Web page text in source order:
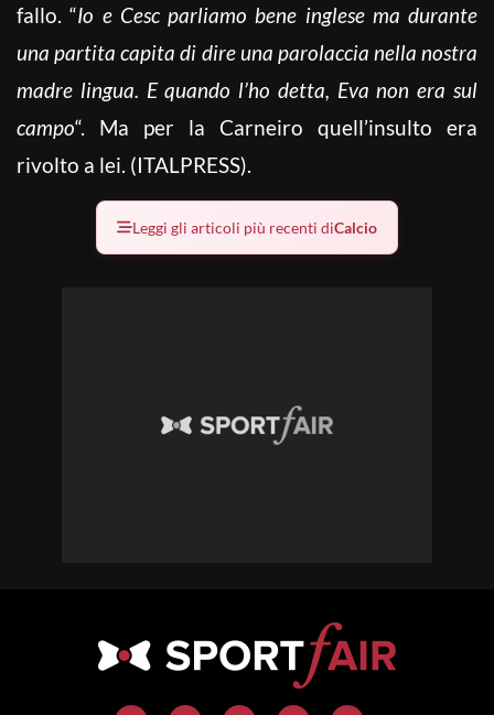
fallo. “Io e Cesc parliamo bene inglese ma durante
una partita capita di dire una parolaccia nella nostra
madre lingua. E quando l’ho detta, Eva non era sul
campo“. Ma per la Carneiro quell’insulto era
rivolto a lei. (ITALPRESS).
Leggi gli articoli più recenti diCalcio